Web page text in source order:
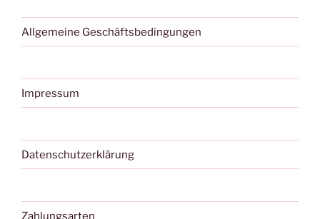
Allgemeine Geschäftsbedingungen
Impressum
Datenschutzerklärung
Zahlungsarten